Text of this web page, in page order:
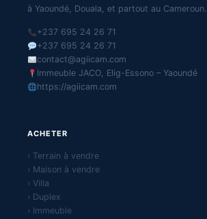
à Yaoundé, Douala, et partout au Cameroun.
+237 695 24 26 71
+237 695 24 26 71
contact@agiicam.com
Immeuble JACO, Elig-Essono – Yaoundé
https://agiicam.com
ACHETER
› Terrain à vendre
› Maison à vendre
› Villa
› Duplex
› Immeuble